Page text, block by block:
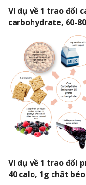
Ví dụ về 1 trao đổi
carbohydrate, 60-
Ví dụ về 1 trao đổi
40 calo, 1g chất béo